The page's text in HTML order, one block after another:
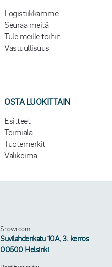
Logistiikkamme
Seuraa meitä
Tule meille töihin
Vastuullisuus
OSTA LUOKITTAIN
Esitteet
Toimiala
Tuotemerkit
Valikoima
Showroom:
Suvilahdenkatu 10A, 3. kerros
00500 Helsinki